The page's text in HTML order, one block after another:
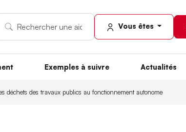
Vous êtes
Exemples à suivre Actualités
déchets des travaux publics au fonctionnement autonome